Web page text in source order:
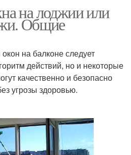
на лоджии или
Общие
на балконе следует
действий, но и некоторые
качественно и безопасно
угрозы здоровью.